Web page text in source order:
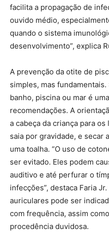
facilita a propagação de
ouvido médio,
quando o sistema
desenvolvimento”, explica
A prevenção da otite de
simples, mas
banho, piscina ou mar é
recomendações. A
a cabeça da criança para
saia por gravidade, e secar
uma toalha. “O uso de
ser evitado. Eles podem
auditivo e até perfurar o
infecções”, destaca Faria
auriculares pode ser
com frequência, assim
procedência duvidosa.